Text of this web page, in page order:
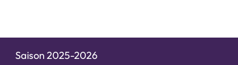
Saison 2025-2026